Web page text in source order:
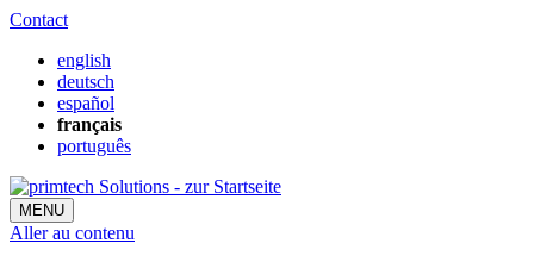
Contact
english
deutsch
español
français
português
MENU
Aller au contenu